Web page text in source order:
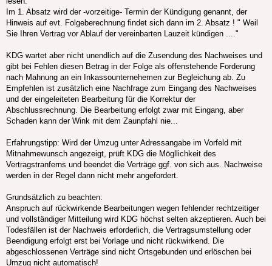
Im 1. Absatz wird der -vorzeitige- Termin der Kündigung genannt, der
Hinweis auf evt. Folgeberechnung findet sich dann im 2. Absatz ! " Weil
Sie Ihren Vertrag vor Ablauf der vereinbarten Lauzeit kündigen ...."
KDG wartet aber nicht unendlich auf die Zusendung des Nachweises und
gibt bei Fehlen diesen Betrag in der Folge als offenstehende Forderung
nach Mahnung an ein Inkassounternehemen zur Begleichung ab. Zu
Empfehlen ist zusätzlich eine Nachfrage zum Eingang des Nachweises
und der eingeleiteten Bearbeitung für die Korrektur der
Abschlussrechnung. Die Bearbeitung erfolgt zwar mit Eingang, aber
Schaden kann der Wink mit dem Zaunpfahl nie...
Erfahrungstipp: Wird der Umzug unter Adressangabe im Vorfeld mit
Mitnahmewunsch angezeigt, prüft KDG die Mögllichkeit des
Vertragstranferns und beendet die Verträge ggf. von sich aus. Nachweise
werden in der Regel dann nicht mehr angefordert.
Grundsätzlich zu beachten:
Anspruch auf rückwirkende Bearbeitungen wegen fehlender rechtzeitiger
und vollständiger Mitteilung wird KDG höchst selten akzeptieren. Auch bei
Todesfällen ist der Nachweis erforderlich, die Vertragsumstellung oder
Beendigung erfolgt erst bei Vorlage und nicht rückwirkend. Die
abgeschlossenen Verträge sind nicht Ortsgebunden und erlöschen bei
Umzug nicht automatisch!